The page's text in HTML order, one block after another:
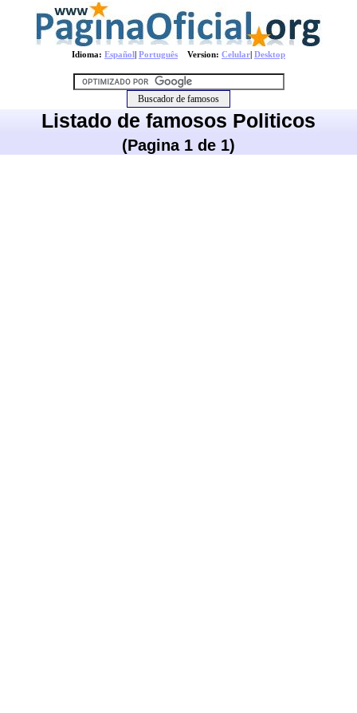
Idioma: Español| Português Version: Celular| Desktop
Listado de famosos Politicos
(Pagina 1 de 1)